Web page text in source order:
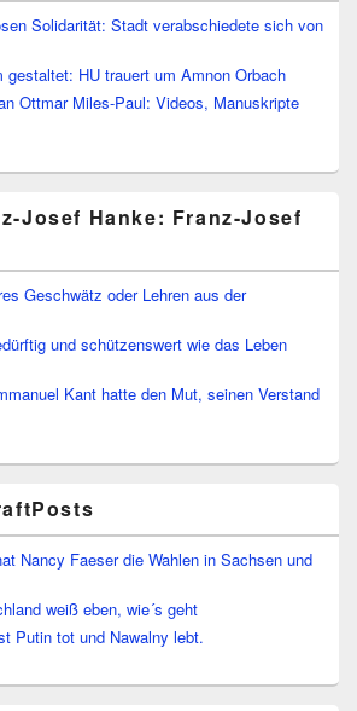
Solidarität: Stadt verabschiedete sich von
gestaltet: HU trauert um Amnon Orbach
Ottmar Miles-Paul: Videos, Manuskripte
Josef Hanke: Franz-Josef
Geschwätz oder Lehren aus der
und schützenswert wie das Leben
Kant hatte den Mut, seinen Verstand
Nancy Faeser die Wahlen in Sachsen und
weiß eben, wie´s geht
Putin tot und Nawalny lebt.